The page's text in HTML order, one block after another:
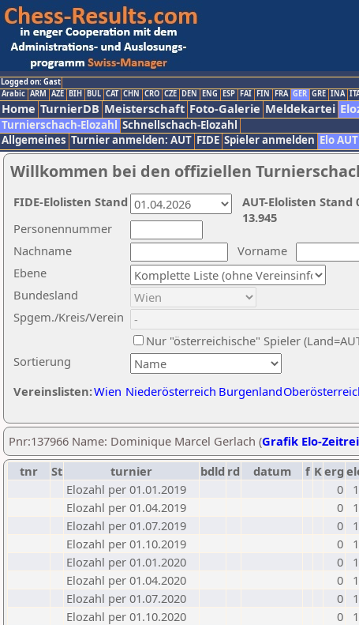
Logged on: Gast
Arabic ARM AZE BIH BUL CAT CHN CRO CZE DEN ENG ESP FAI FIN FRA GER GRE INA
Home TurnierDB Meisterschaft Foto-Galerie Meldekartei
Turnierschach-Elozahl Schnellschach-Elozahl
Allgemeines Turnier anmelden: AUT FIDE Spieler anmelden Elo AUT
Willkommen bei den offiziellen
Nachname
Vorname
Ebene
Sortierung
Personennummer
Bundesland
Spgem./Kreis/Verein
Nur "österreichische" Spieler
Vereinslisten:Wien Niederösterreich Burgenland
AUT-Elolisten
13.945
FIDE-Elolisten Stand
Pnr:137966 Name: Dominique Marcel Gerlach (Grafik Elo-
tnr
St turnier bdld rd datum f Kerg
Elozahl per 01.01.2019
0
Elozahl per 01.04.2019
0
Elozahl per 01.07.2019
0
Elozahl per 01.10.2019
0
Elozahl per 01.01.2020
0
Elozahl per 01.04.2020
0
Elozahl per 01.07.2020
0
Elozahl per 01.10.2020
0